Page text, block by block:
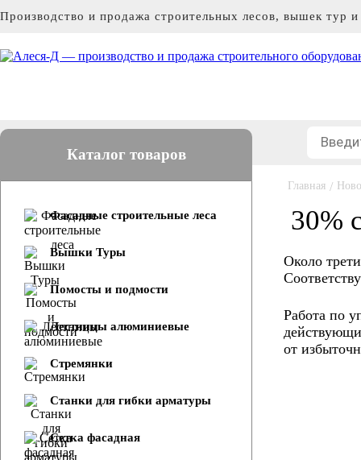
Производство и продажа строительных лесов, вышек тур
Каталог товаров
Фасадные строительные леса
Вышки Туры
Помосты и подмости
Лестницы алюминиевые
Стремянки
Cтанки для гибки арматуры
Сетка фасадная
Главная /
30%
Около
Работа по
от